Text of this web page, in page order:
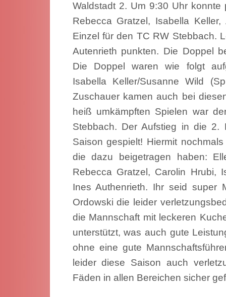
Waldstadt 2. Um 9:30 Uhr
Rebecca Gratzel, Isabella
Einzel für den TC RW Stebbach.
Autenrieth punkten. Die Doppel
Die Doppel waren wie folgt
Isabella Keller/Susanne Wild
Zuschauer kamen auch bei
heiß umkämpften Spielen war
Stebbach. Der Aufstieg in die 2.
Saison gespielt! Hiermit
die dazu beigetragen haben:
Rebecca Gratzel, Carolin Hrubi,
Ines Authenrieth. Ihr seid super
Ordowski die leider
die Mannschaft mit leckeren
unterstützt, was auch gute
ohne eine gute
leider diese Saison auch
Fäden in allen Bereichen sicher